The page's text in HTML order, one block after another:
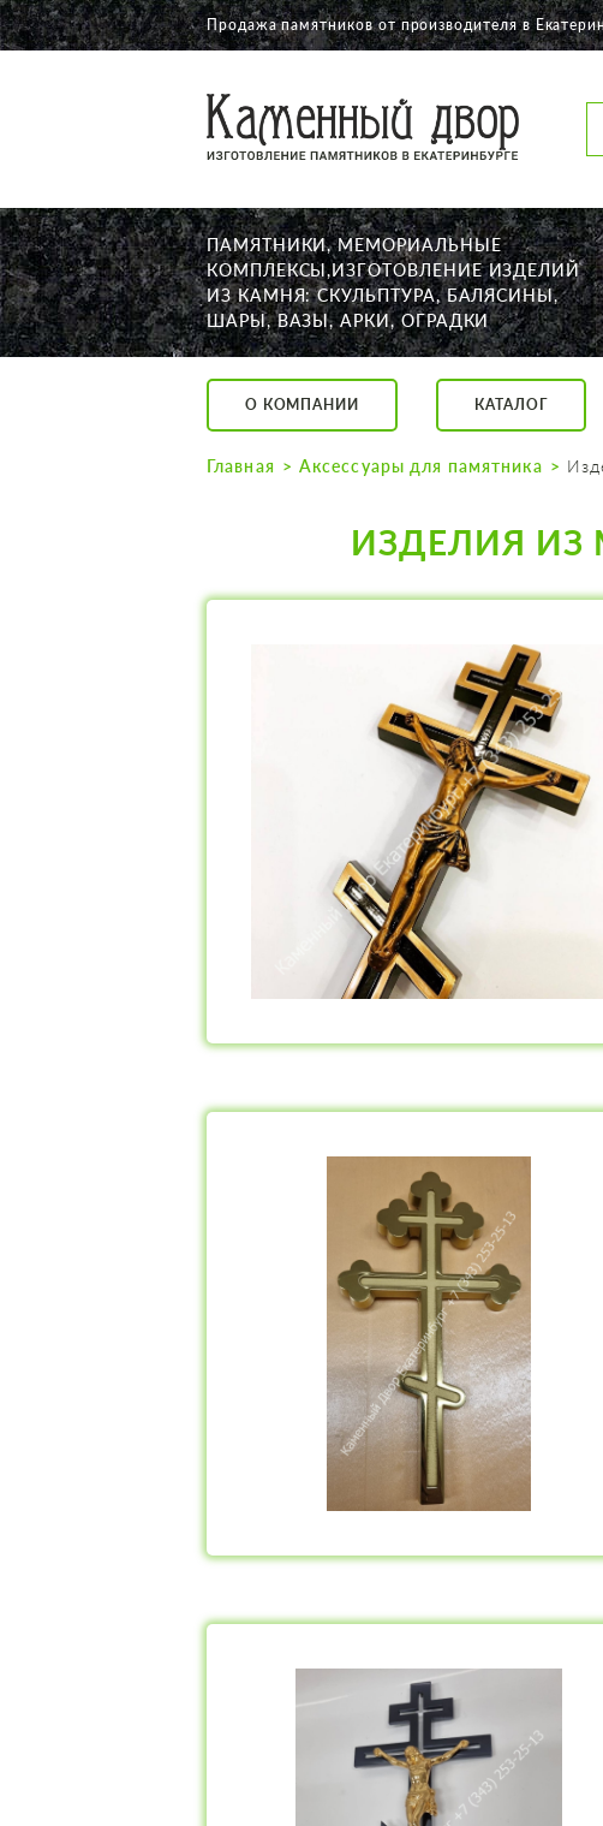
О КОМПАНИИ
КАТАЛОГ
НАШИ РАБОТЫ
АКЦИИ
ДОСТАВКА
КОНТАКТЫ
K2532513@yandex.ru
Екатеринбург, Щорса, 56
Суббота с 11:00 до 17:00
Продажа памятников от производителя в
ПАМЯТНИКИ, МЕМОРИАЛЬНЫЕ
КОМПЛЕКСЫ,ИЗГОТОВЛЕНИЕ ИЗДЕЛИЙ
ИЗ КАМНЯ: СКУЛЬПТУРА, БАЛЯСИНЫ,
ШАРЫ, ВАЗЫ, АРКИ, ОГРАДКИ
О КОМПАНИИ КАТАЛОГ
Главная Аксессуары для памятника
ИЗДЕЛИЯ ИЗ